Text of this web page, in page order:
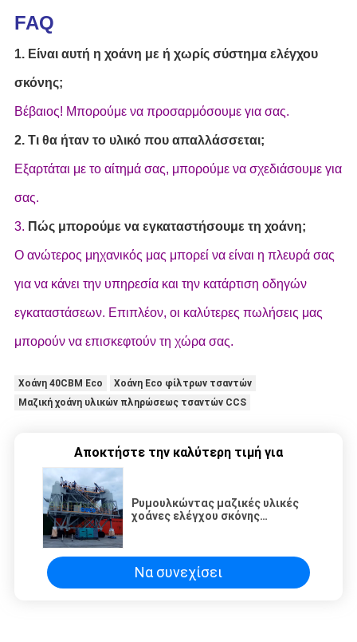
FAQ
1. Είναι αυτή η χοάνη με ή χωρίς σύστημα ελέγχου
σκόνης;
Βέβαιος! Μπορούμε να προσαρμόσουμε για σας.
2. Τι θα ήταν το υλικό που απαλλάσσεται;
Εξαρτάται με το αίτημά σας, μπορούμε να σχεδιάσουμε για
σας.
3. Πώς μπορούμε να εγκαταστήσουμε τη χοάνη;
Ο ανώτερος μηχανικός μας μπορεί να είναι η πλευρά σας
για να κάνει την υπηρεσία και την κατάρτιση οδηγών
εγκαταστάσεων. Επιπλέον, οι καλύτερες πωλήσεις μας
μπορούν να επισκεφτούν τη χώρα σας.
Χοάνη 40CBM Eco
Χοάνη Eco φίλτρων τσαντών
Μαζική χοάνη υλικών πληρώσεως τσαντών CCS
Αποκτήστε την καλύτερη τιμή για
Ρυμουλκώντας μαζικές υλικές
χοάνες ελέγχου σκόνης
Να συνεχίσει